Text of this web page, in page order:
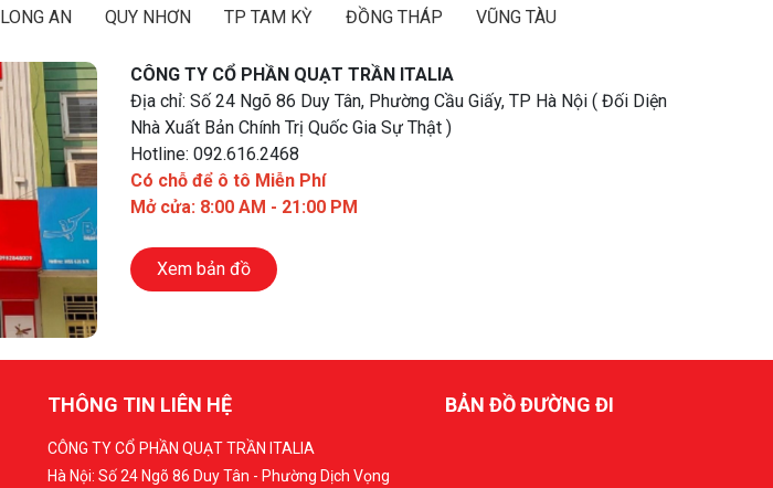
LONG AN QUY NHƠN TP TAM KỲ ĐỒNG THÁP VŨNG TÀU
CÔNG TY CỔ PHẦN QUẠT TRẦN ITALIA
Địa chỉ: Số 24 Ngõ 86 Duy Tân, Phường Cầu Giấy, TP Hà Nội ( Đối Diện
Nhà Xuất Bản Chính Trị Quốc Gia Sự Thật )
Hotline: 092.616.2468
Có chỗ để ô tô Miễn Phí
Mở cửa: 8:00 AM - 21:00 PM
Xem bản đồ
THÔNG TIN LIÊN HỆ
CÔNG TY CỔ PHẦN QUẠT TRẦN ITALIA
Hà Nội: Số 24 Ngõ 86 Duy Tân - Phường Dịch Vọng
BẢN ĐỒ ĐƯỜNG ĐI